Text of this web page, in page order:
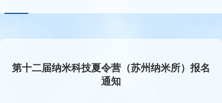
第十二届纳米科技夏令营（苏州纳米所）报名
通知